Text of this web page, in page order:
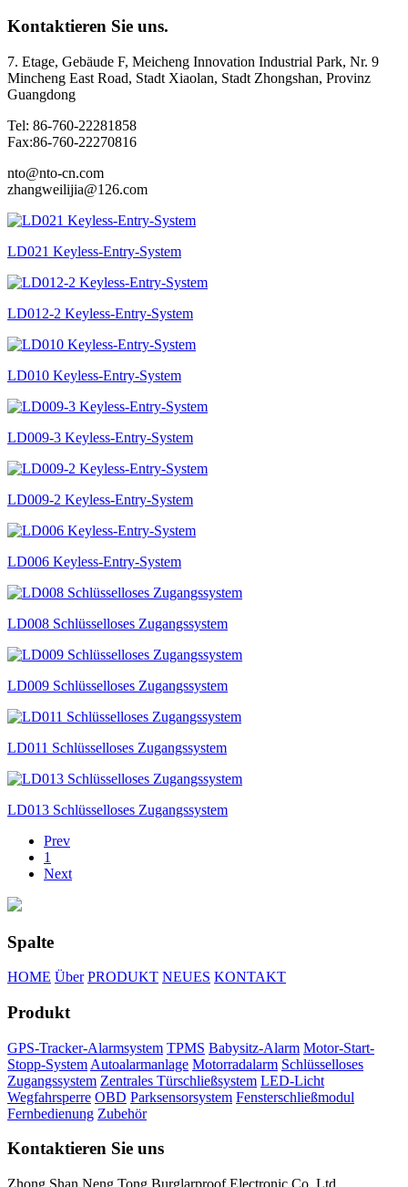
Kontaktieren Sie uns.
7. Etage, Gebäude F, Meicheng Innovation Industrial Park, Nr. 9
Mincheng East Road, Stadt Xiaolan, Stadt Zhongshan, Provinz
Guangdong
Tel: 86-760-22281858
Fax:86-760-22270816
nto@nto-cn.com
zhangweilijia@126.com
LD021 Keyless-Entry-System
LD012-2 Keyless-Entry-System
LD010 Keyless-Entry-System
LD009-3 Keyless-Entry-System
LD009-2 Keyless-Entry-System
LD006 Keyless-Entry-System
LD008 Schlüsselloses Zugangssystem
LD009 Schlüsselloses Zugangssystem
LD011 Schlüsselloses Zugangssystem
LD013 Schlüsselloses Zugangssystem
Prev
1
Next
Spalte
HOME Über PRODUKT NEUES KONTAKT
Produkt
GPS-Tracker-Alarmsystem TPMS Babysitz-Alarm Motor-Start-
Stopp-System Autoalarmanlage Motorradalarm Schlüsselloses
Zugangssystem Zentrales Türschließsystem LED-Licht
Wegfahrsperre OBD Parksensorsystem Fensterschließmodul
Fernbedienung Zubehör
Kontaktieren Sie uns